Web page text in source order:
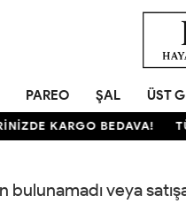
PAREO ŞAL ÜST
KARGO BEDAVA!
bulunamadı veya